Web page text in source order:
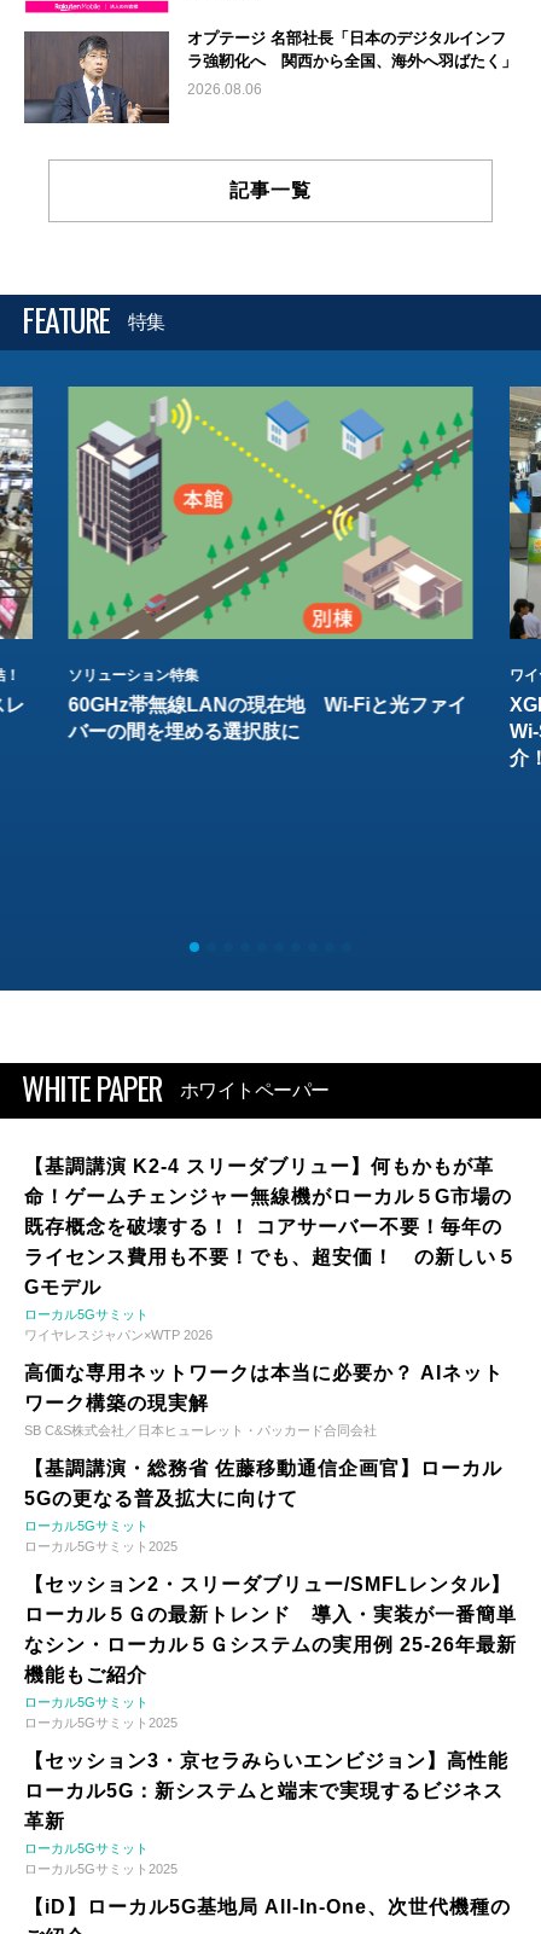
オプテージ 名部社長「日本のデジタルインフ
ラ強靭化へ 関西から全国、海外へ羽ばたく」
2026.08.06
記事一覧
FEATURE 特集
レ
ソリューション特集
60GHz帯無線LANの現在地 Wi-Fiと光ファイ
バーの間を埋める選択肢に
ワ
介
WHITE PAPER ホワイトペーパー
【基調講演 K2-4 スリーダブリュー】何もかもが革
命！ゲームチェンジャー無線機がローカル５G市場の
既存概念を破壊する！！ コアサーバー不要！毎年の
ライセンス費用も不要！でも、超安価！ の新しい５
Gモデル
ローカル5Gサミット
ワイヤレスジャパン×WTP 2026
高価な専用ネットワークは本当に必要か？ AIネット
ワーク構築の現実解
SB C&S株式会社／日本ヒューレット・パッカード合同会社
【基調講演・総務省 佐藤移動通信企画官】ローカル
5Gの更なる普及拡大に向けて
ローカル5Gサミット
ローカル5Gサミット2025
【セッション2・スリーダブリュー/SMFLレンタル】
ローカル５Ｇの最新トレンド 導入・実装が一番簡単
なシン・ローカル５Ｇシステムの実用例 25-26年最新
機能もご紹介
ローカル5Gサミット
ローカル5Gサミット2025
【セッション3・京セラみらいエンビジョン】高性能
ローカル5G：新システムと端末で実現するビジネス
革新
ローカル5Gサミット
ローカル5Gサミット2025
【iD】ローカル5G基地局 All-In-One、次世代機種の